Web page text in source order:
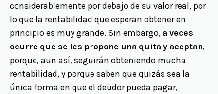
considerablemente por debajo de su valor real, por
lo que la rentabilidad que esperan obtener en
principio es muy grande. Sin embargo, a veces
ocurre que se les propone una quita y aceptan,
porque, aun así, seguirán obteniendo mucha
rentabilidad, y porque saben que quizás sea la
única forma en que el deudor pueda pagar,